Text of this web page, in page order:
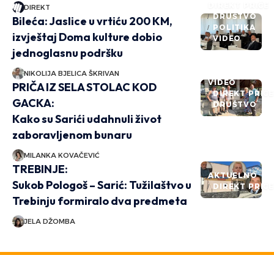
DIREKT
DRUŠTVO
POLITIKA
VIDEO
Bileća: Jaslice u vrtiću 200 KM,
izvještaj Doma kulture dobio
jednoglasnu podršku
NIKOLIJA BJELICA ŠKRIVAN
VIDEO
DIREKT PRIČE
DRUŠTVO
PRIČA IZ SELA STOLAC KOD
GACKA:
Kako su Sarići udahnuli život
zaboravljenom bunaru
MILANKA KOVAČEVIĆ
AKTUELNO
DIREKT PRIČE
TREBINJE:
Sukob Pologoš – Sarić: Tužilaštvo u
Trebinju formiralo dva predmeta
JELA DŽOMBA